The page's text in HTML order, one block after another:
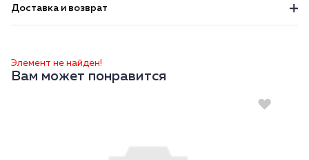
Доставка и возврат
Элемент не найден!
Вам может понравится